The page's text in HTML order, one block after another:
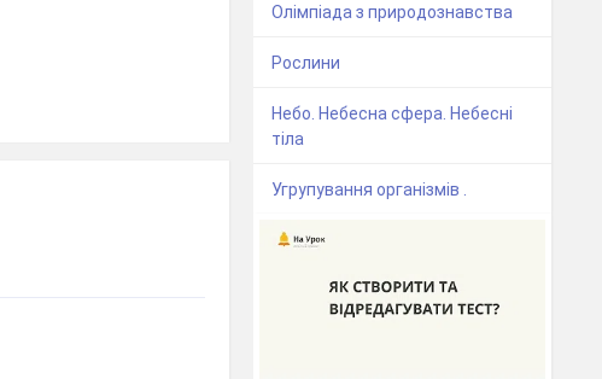
Олімпіада з природознавства
Рослини
Небо. Небесна сфера. Небесні
тіла
Угрупування організмів .